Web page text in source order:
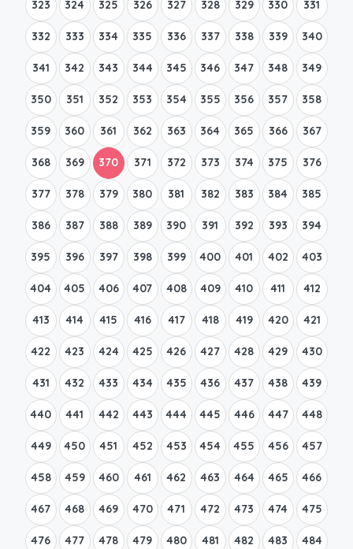
323 324 325 326 327 328 329 330 331
332 333 334 335 336 337 338 339 340
341 342 343 344 345 346 347 348 349
350 351 352 353 354 355 356 357 358
359 360 361 362 363 364 365 366 367
368 369 370 371 372 373 374 375 376
377 378 379 380 381 382 383 384 385
386 387 388 389 390 391 392 393 394
395 396 397 398 399 400 401 402 403
404 405 406 407 408 409 410 411 412
413 414 415 416 417 418 419 420 421
422 423 424 425 426 427 428 429 430
431 432 433 434 435 436 437 438 439
440 441 442 443 444 445 446 447 448
449 450 451 452 453 454 455 456 457
458 459 460 461 462 463 464 465 466
467 468 469 470 471 472 473 474 475
476 477 478 479 480 481 482 483 484